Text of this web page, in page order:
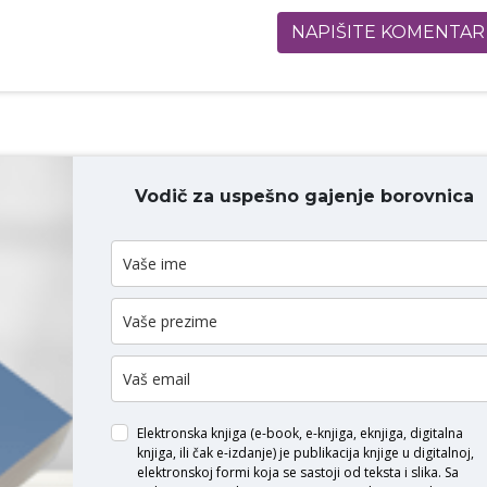
NAPIŠITE KOMENTAR
KOMENTAR
Vodič za uspešno gajenje borovnica
Elektronska knjiga (e-book, e-knjiga, eknjiga, digitalna
knjiga, ili čak e-izdanje) je publikacija knjige u digitalnoj,
elektronskoj formi koja se sastoji od teksta i slika. Sa